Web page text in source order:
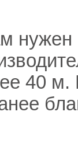
нужен
40 м.